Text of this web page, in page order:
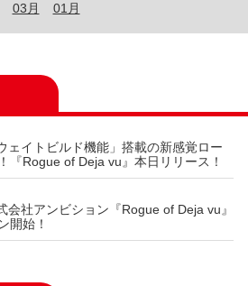
03月 01月
ェイトビルド機能」搭載の新感覚ロー
『Rogue of Deja vu』本日リリース！
会社アンビション『Rogue of Deja vu』
開始！